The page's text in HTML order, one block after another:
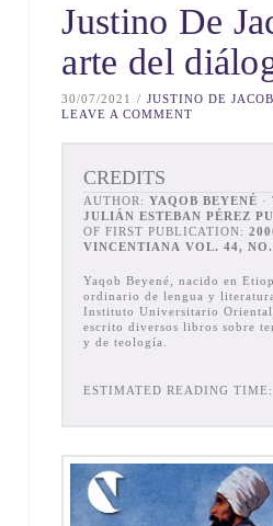
Justino De
arte del
30/07/2021
JUSTINO DE
LEAVE A COMMENT
CREDITS
AUTHOR:YAQOB BEYENÉ ·
JULIÁN ESTEBAN PÉREZ
OF FIRST PUBLICATION:
VINCENTIANA VOL. 44, NO.
Yaqob Beyené, nacido en
ordinario de lengua y
Instituto Universitario Oriental
escrito diversos libros sobre
y de teología.
ESTIMATED READING TIME: